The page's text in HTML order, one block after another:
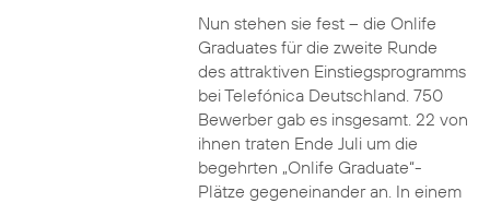
Nun stehen sie fest – die Onlife
Graduates für die zweite Runde
des attraktiven Einstiegsprogramms
bei Telefónica Deutschland. 750
Bewerber gab es insgesamt. 22 von
ihnen traten Ende Juli um die
begehrten „Onlife Graduate“-
Plätze gegeneinander an. In einem